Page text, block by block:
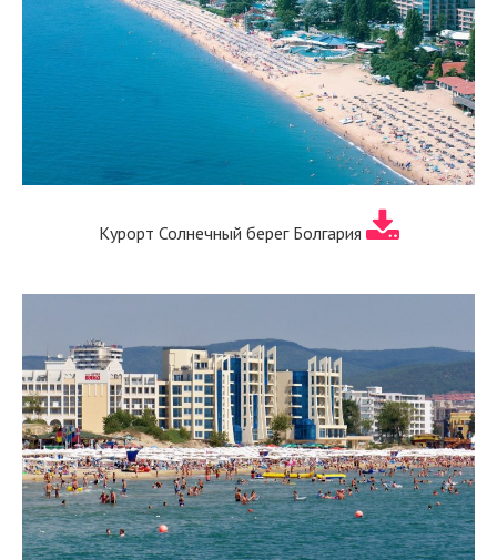
Курорт Солнечный берег Болгария